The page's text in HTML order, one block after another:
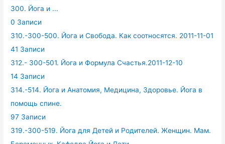
300. Йога и ...
0 Записи
310.-300-500. Йога и Свобода. Как соотносятся. 2011-11-01
41 Записи
312.- 300-501. Йога и Формула Счастья.2011-12-10
14 Записи
314.-514. Йога и Анатомия, Медицина, Здоровье. Йога в
помощь спине.
97 Записи
319.-300-519. Йога для Детей и Родителей. Женщин. Мам.